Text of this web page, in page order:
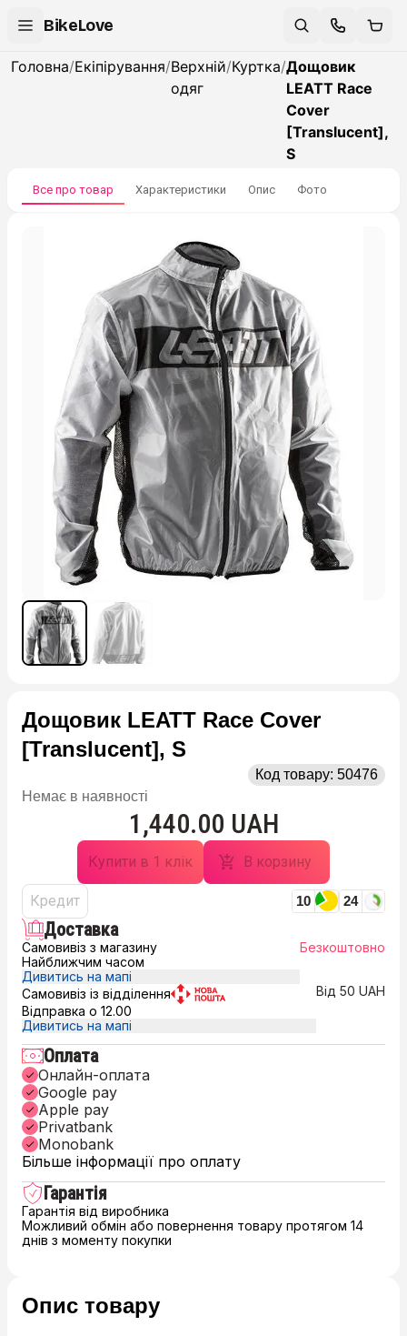
BikeLove
Головна/Екіпірування/Верхній
одяг
/Куртка/Дощовик
LEATT Race
Cover
[Translucent],
S
Все про товар Характеристики Опис Фото
Дощовик LEATT Race Cover
[Translucent], S
Код товару: 50476
Немає в наявності
1,440.00 UAH
Купити в 1 клік В корзину
Кредит 10 24
Доставка
Самовивіз з магазину
Найближчим часом
Дивитись на мапі
Безкоштовно
Самовивіз із відділення
Відправка о 12.00
Дивитись на мапі
Від 50 UAH
Оплата
Онлайн-оплата
Google pay
Apple pay
Privatbank
Monobank
Більше інформації про оплату
Гарантія
Гарантія від виробника
Можливий обмін або повернення товару протягом 14
днів з моменту покупки
Опис товару